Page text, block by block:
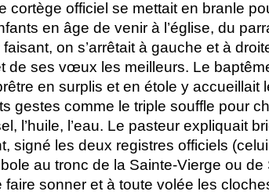
officiel se mettait en branle
en âge de venir à l’église, du
on s’arrêtait à gauche et à
de ses vœux les meilleurs. Le
en surplis et en étole y accueillait
comme le triple souffle pour
l’huile, l’eau. Le pasteur expliquait
les deux registres officiels (celui
au tronc de la Sainte-Vierge ou
sonner et à toute volée les